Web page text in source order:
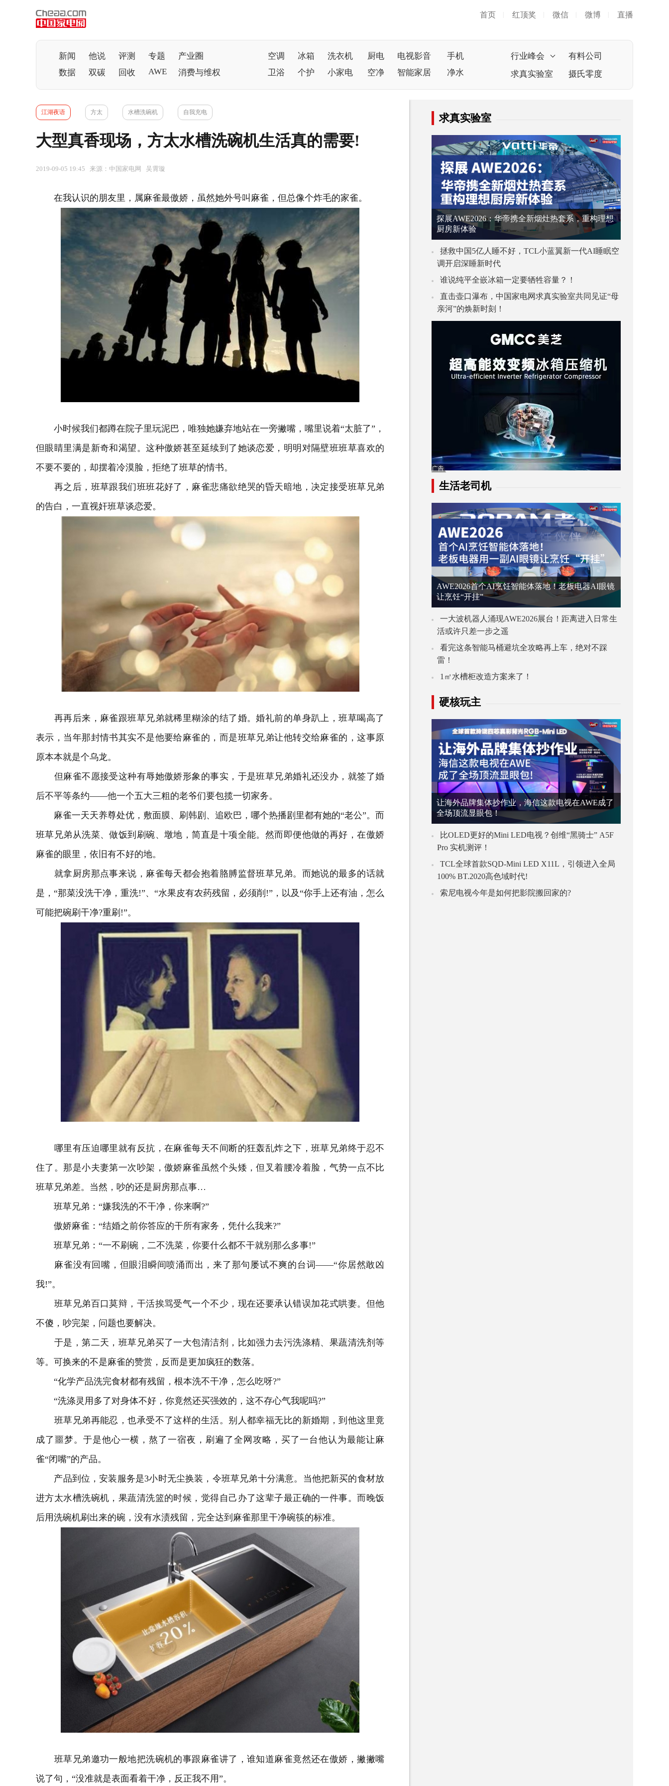
首页 红顶奖 微信 微博 直播
新闻 他说 评测 专题
产业圈
数据
双碳 回收 AWE 消费与维权
空调 冰箱 洗衣机 厨电 电视影音
手机
卫浴
个护 小家电 空净 智能家居 净水
行业峰会
有料公司
求真实验室
摄氏零度
江湖夜语 方太 水槽洗碗机 自我充电
大型真香现场，方太水槽洗碗机生活真的需要!
2019-09-05 19:45 来源：中国家电网 吴霄璇
在我认识的朋友里，属麻雀最傲娇，虽然她外号叫麻雀，但总像个炸毛的家雀。
小时候我们都蹲在院子里玩泥巴，唯独她嫌弃地站在一旁撇嘴，嘴里说着“太脏了”，
但眼睛里满是新奇和渴望。这种傲娇甚至延续到了她谈恋爱，明明对隔壁班班草喜欢的
不要不要的，却摆着冷漠脸，拒绝了班草的情书。
再之后，班草跟我们班班花好了，麻雀悲痛欲绝哭的昏天暗地，决定接受班草兄弟
的告白，一直视奸班草谈恋爱。
再再后来，麻雀跟班草兄弟就稀里糊涂的结了婚。婚礼前的单身趴上，班草喝高了
表示，当年那封情书其实不是他要给麻雀的，而是班草兄弟让他转交给麻雀的，这事原
原本本就是个乌龙。
但麻雀不愿接受这种有辱她傲娇形象的事实，于是班草兄弟婚礼还没办，就签了婚
后不平等条约——他一个五大三粗的老爷们要包揽一切家务。
麻雀一天天养尊处优，敷面膜、刷韩剧、追欧巴，哪个热播剧里都有她的“老公”。而
班草兄弟从洗菜、做饭到刷碗、墩地，简直是十项全能。然而即便他做的再好，在傲娇
麻雀的眼里，依旧有不好的地。
就拿厨房那点事来说，麻雀每天都会抱着胳膊监督班草兄弟。而她说的最多的话就
是，“那菜没洗干净，重洗!”、“水果皮有农药残留，必须削!”，以及“你手上还有油，怎么
可能把碗刷干净?重刷!”。
哪里有压迫哪里就有反抗，在麻雀每天不间断的狂轰乱炸之下，班草兄弟终于忍不
住了。那是小夫妻第一次吵架，傲娇麻雀虽然个头矮，但叉着腰冷着脸，气势一点不比
班草兄弟差。当然，吵的还是厨房那点事…
班草兄弟：“嫌我洗的不干净，你来啊?”
傲娇麻雀：“结婚之前你答应的干所有家务，凭什么我来?”
班草兄弟：“一不刷碗，二不洗菜，你要什么都不干就别那么多事!”
麻雀没有回嘴，但眼泪瞬间喷涌而出，来了那句屡试不爽的台词——“你居然敢凶
我!”。
班草兄弟百口莫辩，干活挨骂受气一个不少，现在还要承认错误加花式哄妻。但他
不傻，吵完架，问题也要解决。
于是，第二天，班草兄弟买了一大包清洁剂，比如强力去污洗涤精、果蔬清洗剂等
等。可换来的不是麻雀的赞赏，反而是更加疯狂的数落。
“化学产品洗完食材都有残留，根本洗不干净，怎么吃呀?”
“洗涤灵用多了对身体不好，你竟然还买强效的，这不存心气我呢吗?”
班草兄弟再能忍，也承受不了这样的生活。别人都幸福无比的新婚期，到他这里竟
成了噩梦。于是他心一横，熬了一宿夜，刷遍了全网攻略，买了一台他认为最能让麻
雀“闭嘴”的产品。
产品到位，安装服务是3小时无尘换装，令班草兄弟十分满意。当他把新买的食材放
进方太水槽洗碗机，果蔬清洗篮的时候，觉得自己办了这辈子最正确的一件事。而晚饭
后用洗碗机刷出来的碗，没有水渍残留，完全达到麻雀那里干净碗筷的标准。
班草兄弟邀功一般地把洗碗机的事跟麻雀讲了，谁知道麻雀竟然还在傲娇，撇撇嘴
说了句，“没准就是表面看着干净，反正我不用”。
求真实验室
探展AWE2026：华帝携全新烟灶热套系，重构理想
厨房新体验
拯救中国5亿人睡不好，TCL小蓝翼新一代AI睡眠空
调开启深睡新时代
谁说纯平全嵌冰箱一定要牺牲容量？！
直击壶口瀑布，中国家电网求真实验室共同见证“母
亲河”的焕新时刻！
生活老司机
AWE2026首个AI烹饪智能体落地！老板电器AI眼镜
让烹饪“开挂”
一大波机器人涌现AWE2026展台！距离进入日常生
活或许只差一步之遥
看完这条智能马桶避坑全攻略再上车，绝对不踩
雷！
1㎡水槽柜改造方案来了！
硬核玩主
让海外品牌集体抄作业，海信这款电视在AWE成了
全场顶流显眼包！
比OLED更好的Mini LED电视？创维“黑骑士” A5F
Pro 实机测评！
TCL全球首款SQD-Mini LED X11L，引领进入全局
100% BT.2020高色域时代!
索尼电视今年是如何把影院搬回家的?